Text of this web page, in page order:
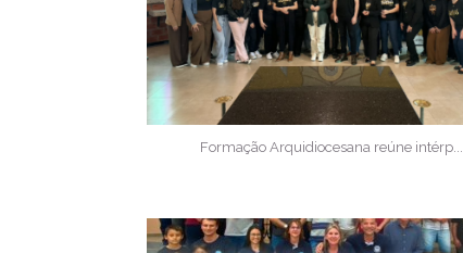
Formação Arquidiocesana reúne intérp...